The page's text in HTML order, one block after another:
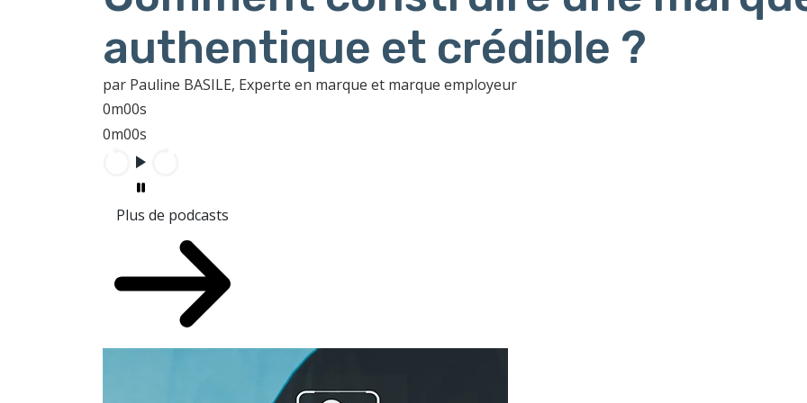
authentique et crédible ?
par Pauline BASILE, Experte en marque et marque employeur
0m00s
0m00s
Plus de podcasts